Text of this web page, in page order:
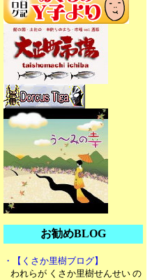
お勧めBLOG
・【くさか里樹ブログ】
われらが くさか里樹せんせい の